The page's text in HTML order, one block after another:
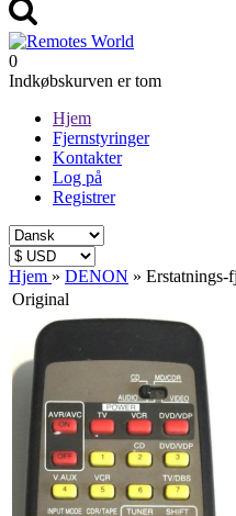
0
Indkøbskurven er tom
Hjem
Fjernstyringer
Kontakter
Log på
Registrer
Hjem » DENON » Erstatnings-
Original